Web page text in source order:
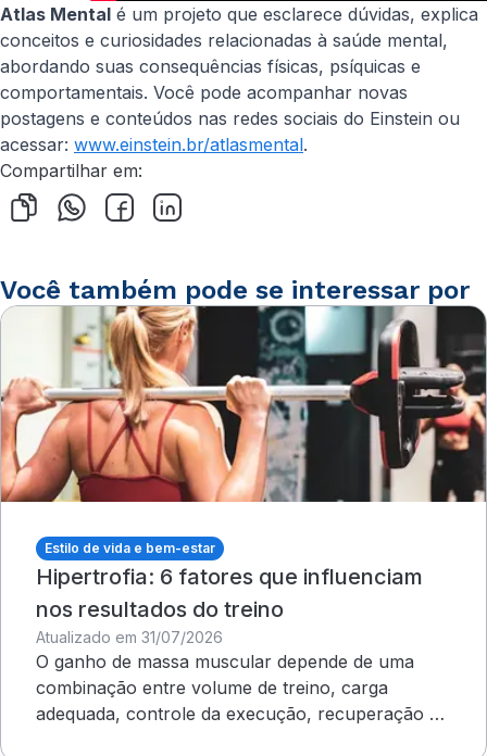
Atlas Mental é um projeto que esclarece dúvidas, explica
conceitos e curiosidades relacionadas à saúde mental,
abordando suas consequências físicas, psíquicas e
comportamentais. Você pode acompanhar novas
postagens e conteúdos nas redes sociais do Einstein ou
acessar: www.einstein.br/atlasmental.
Compartilhar em:
Você também pode se interessar por
Estilo de vida e bem-estar
Hipertrofia: 6 fatores que influenciam
nos resultados do treino
Atualizado em 31/07/2026
O ganho de massa muscular depende de uma
combinação entre volume de treino, carga
adequada, controle da execução, recuperação e